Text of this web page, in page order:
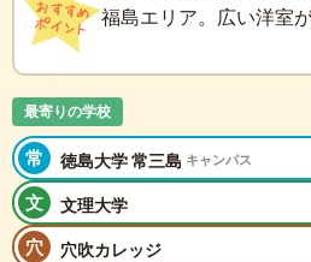
福島エリア。広い洋室
最寄りの学校
常 徳島大学 常三島 キャンパス
文 文理大学
穴 穴吹カレッジ